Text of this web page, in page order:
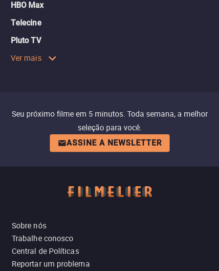
HBO Max
Telecine
Pluto TV
Ver mais
Seu próximo filme em 5 minutos. Toda semana, a melhor
seleção para você.
ASSINE A NEWSLETTER
Sobre nós
Trabalhe conosco
Central de Políticas
Reportar um problema